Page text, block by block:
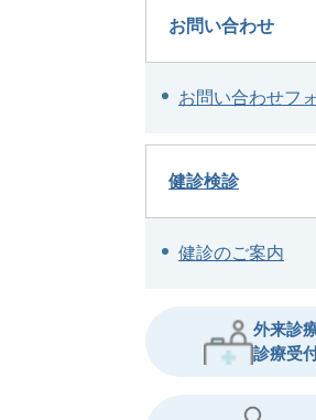
お問い合わせ
お問い合わせフ
健診検診
健診のご案内
外来診
診療受